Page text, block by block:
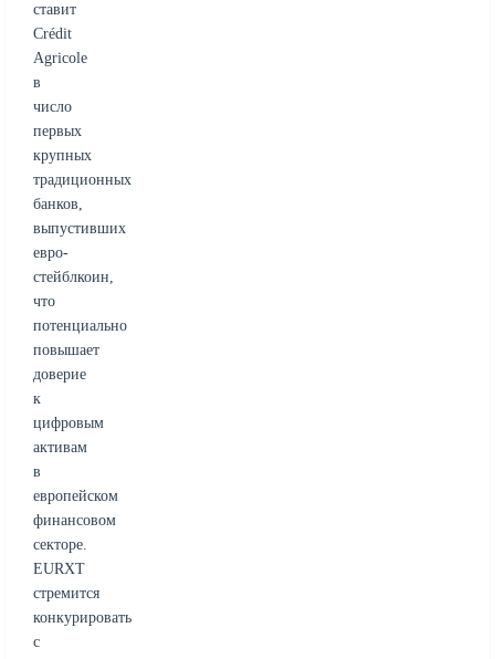
ставит
Crédit
Agricole
в
число
первых
крупных
традиционных
банков,
выпустивших
евро-
стейблкоин,
что
потенциально
повышает
доверие
к
цифровым
активам
в
европейском
финансовом
секторе.
EURXT
стремится
конкурировать
с